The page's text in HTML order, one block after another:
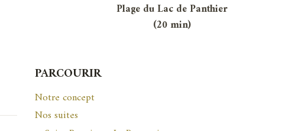
Plage du Lac de Panthier
(20 min)
PARCOURIR
Notre concept
Nos suites